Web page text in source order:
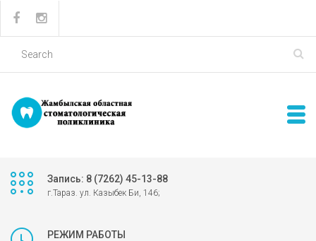
Запись: 8 (7262) 45-13-88
г.Тараз. ул. Казыбек Би, 146;
РЕЖИМ РАБОТЫ